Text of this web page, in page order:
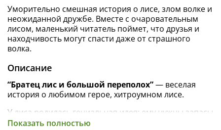
Уморительно смешная история о лисе, злом волке и
неожиданной дружбе. Вместе с очаровательным
лисом, маленький читатель поймет, что друзья и
находчивость могут спасти даже от страшного
волка.
Описание
“Братец лис и большой переполох”— веселая
история о любимом герое, хитроумном лисе.
У лиса родилась гениальная идея: ему нужны запасы
на зиму! Но где их взять? Ведь лисы не питаются
Показать полностью